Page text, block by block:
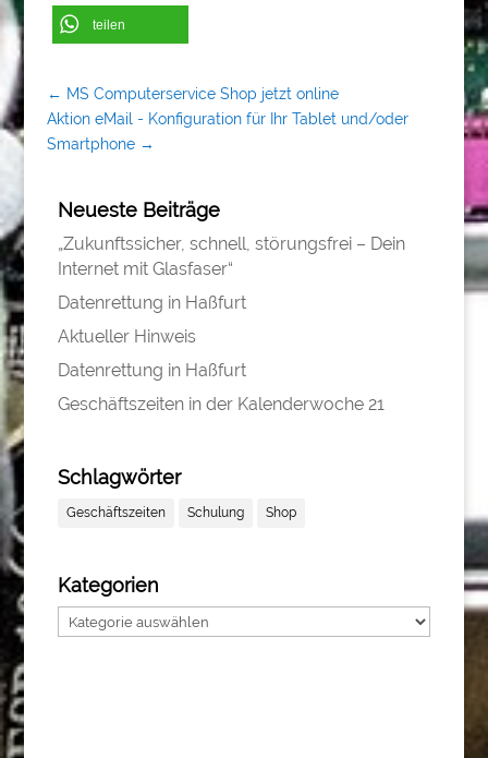
teilen
← MS Computerservice Shop jetzt online
Aktion eMail - Konfiguration für Ihr Tablet und/oder
Smartphone→
Neueste Beiträge
„Zukunftssicher, schnell, störungsfrei – Dein
Internet mit Glasfaser“
Datenrettung in Haßfurt
Aktueller Hinweis
Datenrettung in Haßfurt
Geschäftszeiten in der Kalenderwoche 21
Schlagwörter
Geschäftszeiten Schulung Shop
Kategorien
Kategorien